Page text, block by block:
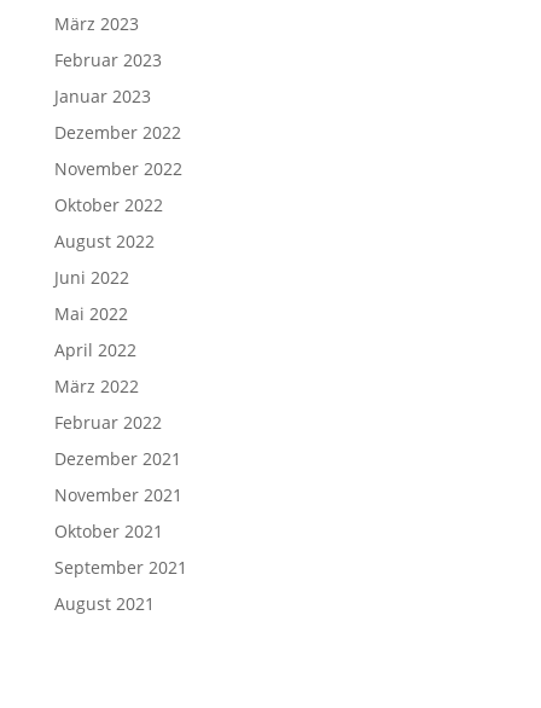
März 2023
Februar 2023
Januar 2023
Dezember 2022
November 2022
Oktober 2022
August 2022
Juni 2022
Mai 2022
April 2022
März 2022
Februar 2022
Dezember 2021
November 2021
Oktober 2021
September 2021
August 2021